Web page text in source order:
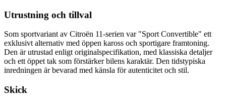
Utrustning och tillval
Som sportvariant av Citroën 11-serien var "Sport Convertible" ett
exklusivt alternativ med öppen kaross och sportigare framtoning.
Den är utrustad enligt originalspecifikation, med klassiska detaljer
och ett öppet tak som förstärker bilens karaktär. Den tidstypiska
inredningen är bevarad med känsla för autenticitet och stil.
Skick